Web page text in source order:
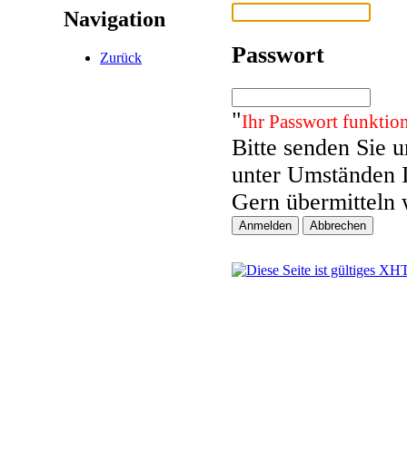
Navigation
Zurück Passwort
"Ihr Passwort
Bitte senden Sie
unter Umständen
Gern übermitteln